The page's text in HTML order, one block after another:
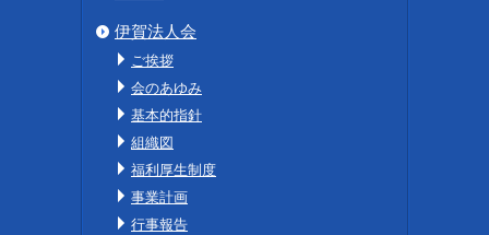
伊賀法人会
ご挨拶
会のあゆみ
基本的指針
組織図
福利厚生制度
事業計画
行事報告